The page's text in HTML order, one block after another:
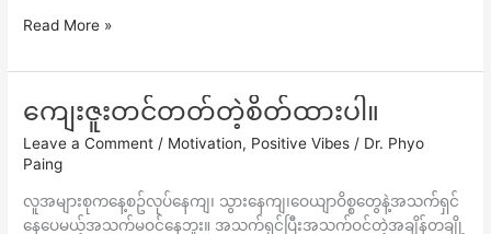
Read More »
ကျေးဇူးတင်တတ်တဲ့စိတ်ထားပါ။
Leave a Comment / Motivation, Positive Vibes / Dr. Phyo
Paing
လူအများစုကနေ့စဥ်လုပ်နေကျ၊ သွားနေကျ၊ဝေယျာဝိစ္စတွေနဲ့အသက်ရှင်
နေပေမယ့်အသက်မဝင်နေဘူး။ အသက်ရှင်ပြီးအသက်ဝင်တဲ့အချိန်တချို့
ကျေးဇူးတင်
တဲ့
စိတ်ထား
ပါ။